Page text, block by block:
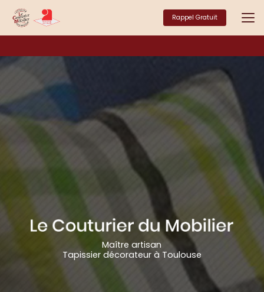
contenu
principal
Rappel Gratuit
Maître artisan
Tapissier décorateur à Toulouse